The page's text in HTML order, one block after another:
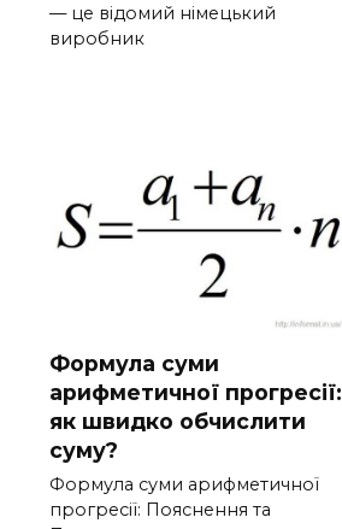
— це відомий німецький
виробник
Формула суми
арифметичної прогресії:
як швидко обчислити
суму?
Формула суми арифметичної
прогресії: Пояснення та